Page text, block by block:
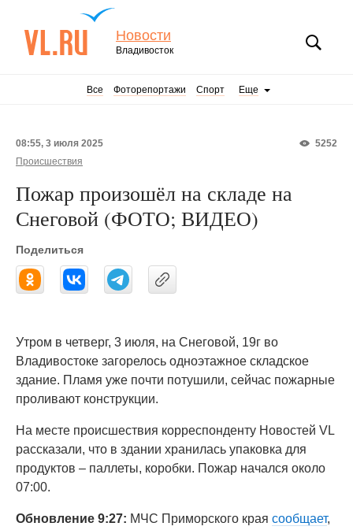
Новости
Владивосток
Все Фоторепортажи Спорт Еще
5252
08:55, 3 июля 2025
Происшествия
Пожар произошёл на складе на
Снеговой (ФОТО; ВИДЕО)
Поделиться
Утром в четверг, 3 июля, на Снеговой, 19г во
Владивостоке загорелось одноэтажное складское
здание. Пламя уже почти потушили, сейчас пожарные
проливают конструкции.
На месте происшествия корреспонденту Новостей VL
рассказали, что в здании хранилась упаковка для
продуктов – паллеты, коробки. Пожар начался около
07:00.
Обновление 9:27: МЧС Приморского края сообщает,